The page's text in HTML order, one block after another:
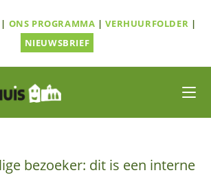
| ONS PROGRAMMA |VERHUURFOLDER |
NIEUWSBRIEF
bezoeker: dit is een interne